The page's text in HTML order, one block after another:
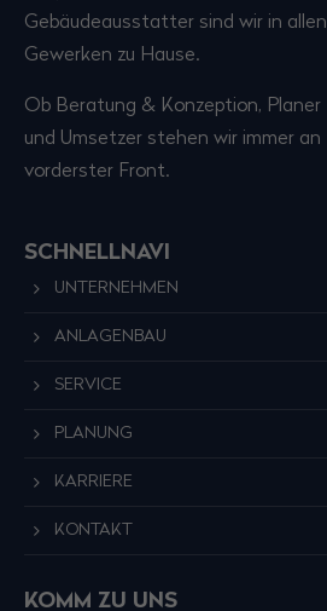
Gebäudeausstatter sind wir in allen
Gewerken zu Hause.
Ob Beratung & Konzeption, Planer
und Umsetzer stehen wir immer an
vorderster Front.
SCHNELLNAVI
UNTERNEHMEN
ANLAGENBAU
SERVICE
PLANUNG
KARRIERE
KONTAKT
KOMM ZU UNS